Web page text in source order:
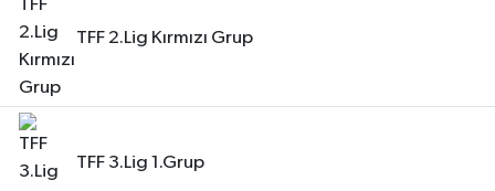
TFF 2.Lig Kırmızı Grup
TFF 3.Lig 1.Grup